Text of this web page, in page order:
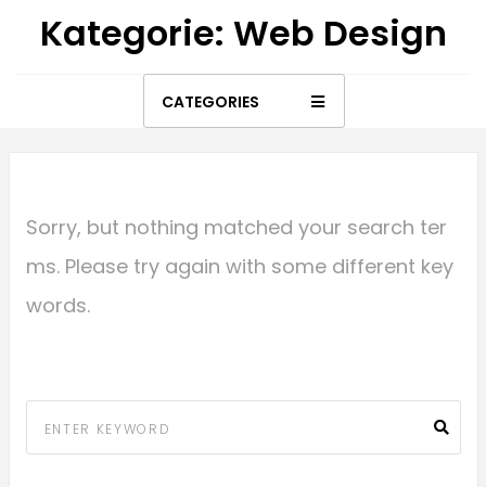
Kategorie: Web Design
CATEGORIES
Sorry, but nothing matched your search ter
ms. Please try again with some different key
words.